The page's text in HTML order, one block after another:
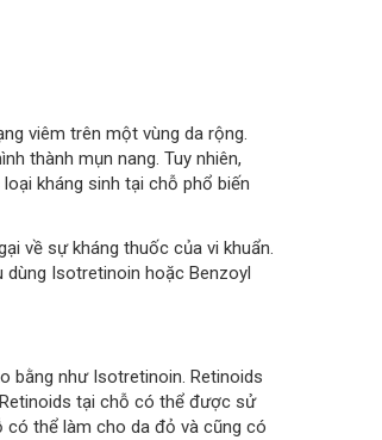
viêm trên một vùng da rộng.
thành mụn nang. Tuy nhiên,
kháng sinh tại chỗ phổ biến
về sự kháng thuốc của vi khuẩn.
dùng Isotretinoin hoặc Benzoyl
bằng như Isotretinoin. Retinoids
tại chỗ có thể được sử
có thể làm cho da đỏ và cũng có